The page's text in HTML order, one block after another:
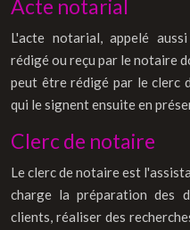
Acte notarial
L'acte notarial, appelé
rédigé ou reçu par le notaire
peut être rédigé par le clerc
qui le signent ensuite en
Clerc de notaire
Le clerc de notaire est
charge la préparation des
clients, réaliser des